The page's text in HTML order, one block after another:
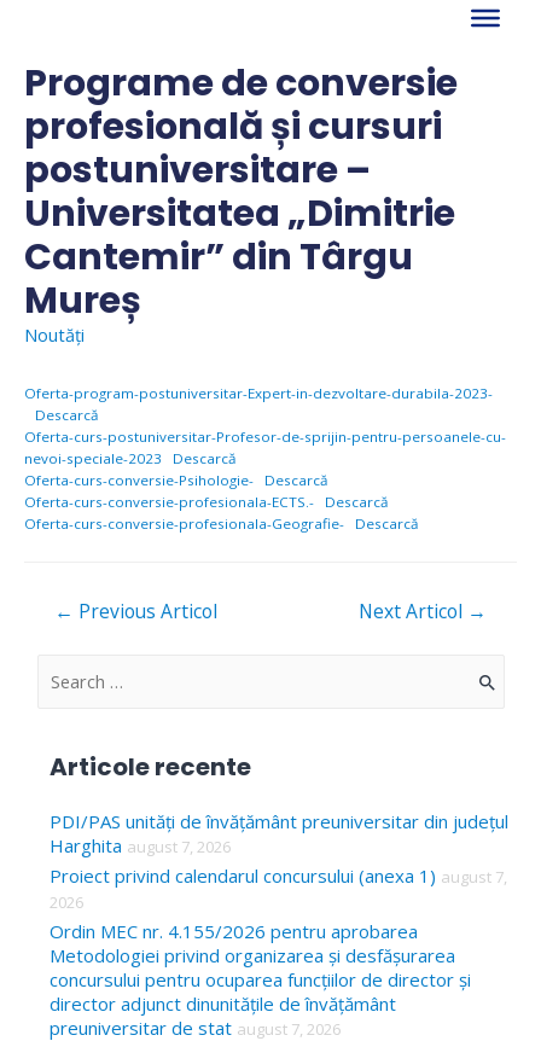
contentPrograme de conversie
profesională și cursuri
postuniversitare –
Universitatea „Dimitrie
Cantemir” din Târgu
Mureș
Noutăți
Oferta-program-postuniversitar-Expert-in-dezvoltare-durabila-2023-
Descarcă
Oferta-curs-postuniversitar-Profesor-de-sprijin-pentru-persoanele-cu-
nevoi-speciale-2023
Descarcă
Oferta-curs-conversie-Psihologie-
Descarcă
Oferta-curs-conversie-profesionala-ECTS.-
Descarcă
Oferta-curs-conversie-profesionala-Geografie-
Descarcă
Navigare
← Previous Articol Next Articol →
S
c
h
f
o
r
Articole recente
PDI/PAS unități de învățământ preuniversitar din județul
Harghita august 7, 2026
Proiect privind calendarul concursului (anexa 1) august 7,
2026
Ordin MEC nr. 4.155/2026 pentru aprobarea
Metodologiei privind organizarea și desfășurarea
concursului pentru ocuparea funcțiilor de director și
director adjunct dinunitățile de învățământ
preuniversitar de stat august 7, 2026